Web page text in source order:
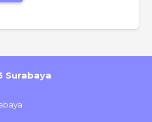
Surabaya